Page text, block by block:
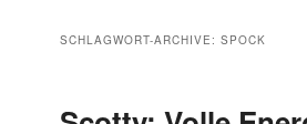
SCHLAGWORT-ARCHIVE: SPOCK